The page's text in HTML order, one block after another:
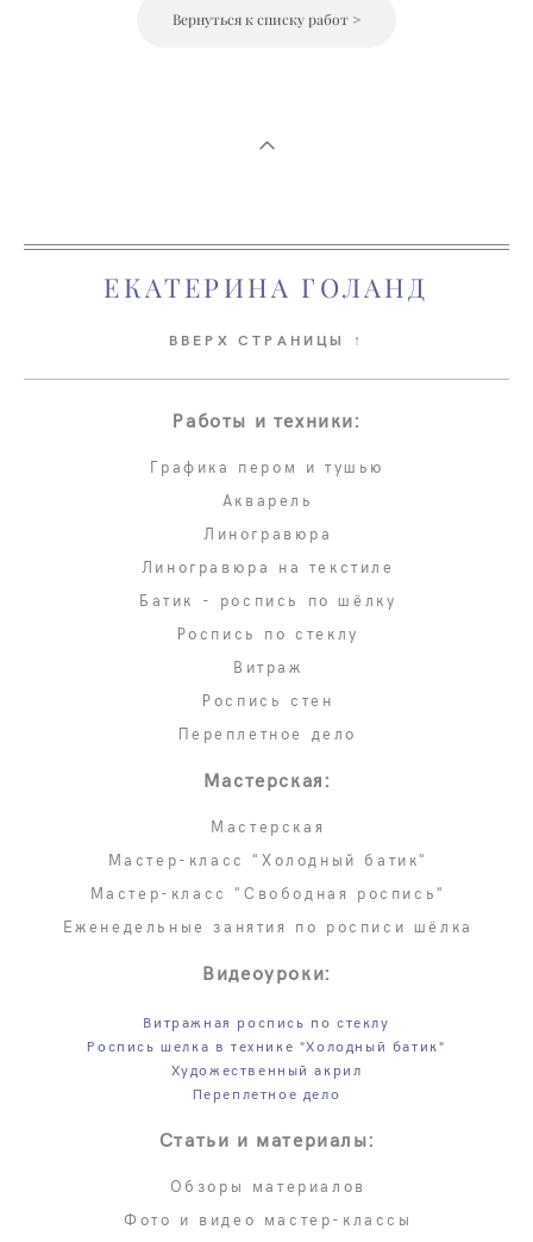
Вернуться к списку работ >
ЕКАТЕРИНА ГОЛАНД
ВВЕРХ СТРАНИЦЫ ↑
Работы и техники:
Графика пером и тушью
Акварель
Линогравюра
Линогравюра на текстиле
Батик - роспись по шёлку
Роспись по стеклу
Витраж
Роспись стен
Переплетное дело
Мастерская:
Мастерская
Мастер-класс "Холодный батик"
Мастер-класс "Свободная роспись"
Еженедельные занятия по росписи шёлка
Видеоуроки:
Витражная роспись по стеклу
Роспись шелка в технике "Холодный батик"
Художественный акрил
Переплетное дело
Статьи и материалы:
Обзоры материалов
Фото и видео мастер-классы